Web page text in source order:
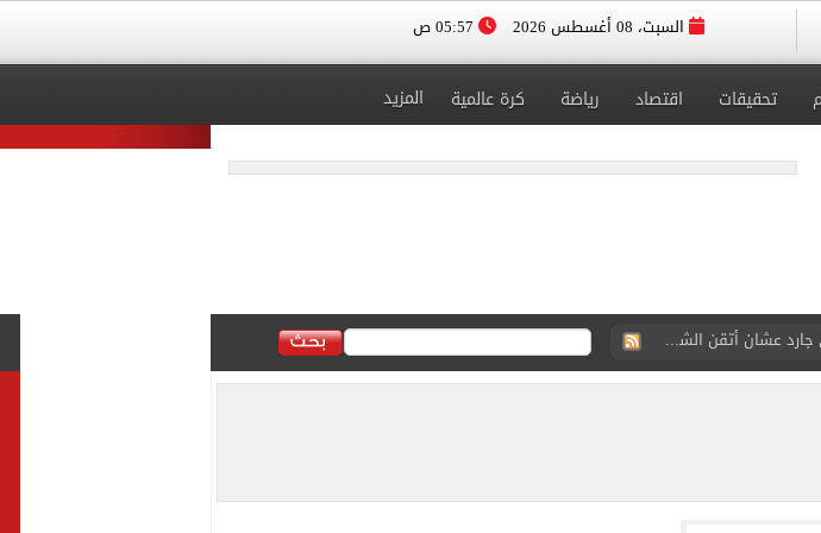
السبت، 08 أغسطس 2026
تحقيقات اقتصاد رياضة كرة عالمية المزيد
بدنية.. صور